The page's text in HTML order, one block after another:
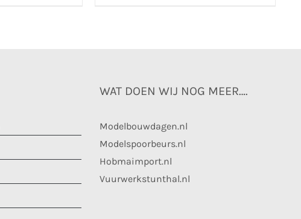
WAT DOEN WIJ NOG MEER….
Modelbouwdagen.nl
Modelspoorbeurs.nl
Hobmaimport.nl
Vuurwerkstunthal.nl